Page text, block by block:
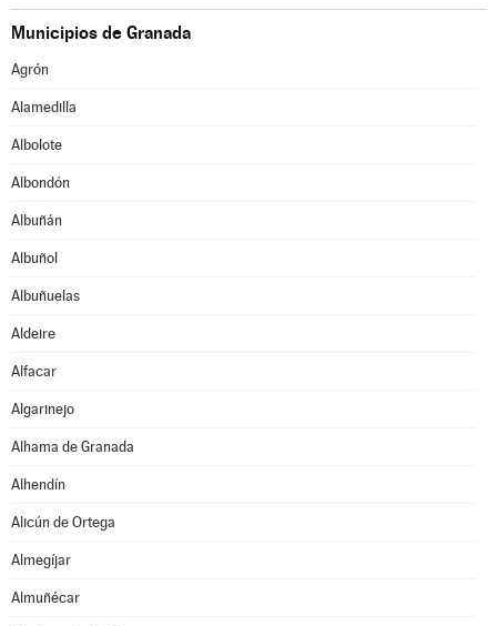
Municipios de Granada
Agrón
Alamedilla
Albolote
Albondón
Albuñán
Albuñol
Albuñuelas
Aldeire
Alfacar
Algarinejo
Alhama de Granada
Alhendín
Alicún de Ortega
Almegíjar
Almuñécar